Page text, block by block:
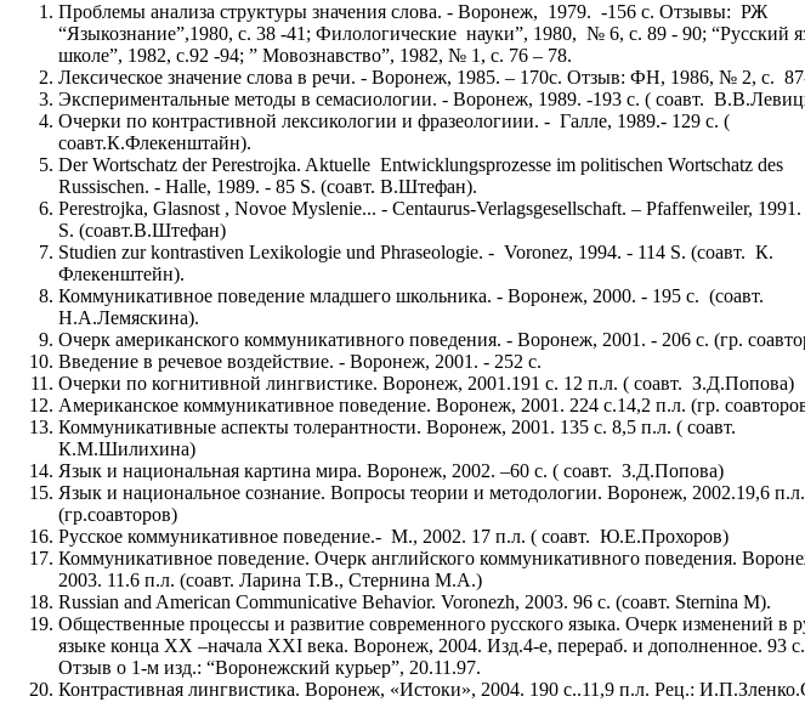
Проблемы анализа структуры значения слова. - Воронеж, 1979. -156 с. Отзывы: РЖ
“Языкознание”,1980, с. 38 -41; Филологические науки”, 1980, № 6, с. 89 - 90; “Русский
школе”, 1982, с.92 -94; ” Мовознавство”, 1982, № 1, с. 76 – 78.
Лексическое значение слова в речи. - Воронеж, 1985. – 170с. Отзыв: ФН, 1986, № 2, с.
Экспериментальные методы в семасиологии. - Воронеж, 1989. -193 с. ( соавт.
Очерки по контрастивной лексикологии и фразеологиии. - Галле, 1989.- 129 с. (
соавт.К.Флекенштайн).
Der Wortschatz der Perestrojka. Aktuelle Entwicklungsprozesse im politischen Wortschatz des
Russischen. - Halle, 1989. - 85 S. (соавт. В.Штефан).
Perestrojka, Glasnost , Novoe Myslenie... - Centaurus-Verlagsgesellschaft. – Pfaffenweiler,
S. (соавт.В.Штефан)
Studien zur kontrastiven Lexikologie und Phraseologie. - Voronez, 1994. - 114 S. (соавт. К.
Флекенштейн).
Коммуникативное поведение младшего школьника. - Воронеж, 2000. - 195 с. (соавт.
Н.А.Лемяскина).
Очерк американского коммуникативного поведения. - Воронеж, 2001. - 206 с. (гр.
Введение в речевое воздействие. - Воронеж, 2001. - 252 с.
Очерки по когнитивной лингвистике. Воронеж, 2001.191 с. 12 п.л. ( соавт. З.Д.Попова)
Американское коммуникативное поведение. Воронеж, 2001. 224 с.14,2 п.л. (гр.
Коммуникативные аспекты толерантности. Воронеж, 2001. 135 с. 8,5 п.л. ( соавт.
К.М.Шилихина)
Язык и национальная картина мира. Воронеж, 2002. –60 с. ( соавт. З.Д.Попова)
Язык и национальное сознание. Вопросы теории и методологии. Воронеж, 2002.19,6 п.л.
(гр.соавторов)
Русское коммуникативное поведение.- М., 2002. 17 п.л. ( соавт. Ю.Е.Прохоров)
Коммуникативное поведение. Очерк английского коммуникативного поведения.
2003. 11.6 п.л. (соавт. Ларина Т.В., Стернина М.А.)
Russian and American Communicative Behavior. Voronezh, 2003. 96 с. (соавт. Sternina M).
Общественные процессы и развитие современного русского языка. Очерк изменений в
языке конца ХХ –начала ХХI века. Воронеж, 2004. Изд.4-е, перераб. и дополненное. 93
Отзыв о 1-м изд.: “Воронежский курьер”, 20.11.97.
Контрастивная лингвистика. Воронеж, «Истоки», 2004. 190 с..11,9 п.л. Рец.: